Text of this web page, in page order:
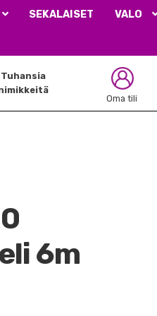
SEKALAISET VALO
Oma tili
Tuhansia
6m